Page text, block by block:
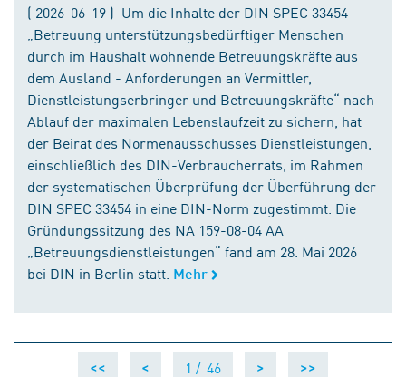
( 2026-06-19 ) Um die Inhalte der DIN SPEC 33454
„Betreuung unterstützungsbedürftiger Menschen
durch im Haushalt wohnende Betreuungskräfte aus
dem Ausland - Anforderungen an Vermittler,
Dienstleistungserbringer und Betreuungskräfte“ nach
Ablauf der maximalen Lebenslaufzeit zu sichern, hat
der Beirat des Normenausschusses Dienstleistungen,
einschließlich des DIN-Verbraucherrats, im Rahmen
der systematischen Überprüfung der Überführung der
DIN SPEC 33454 in eine DIN-Norm zugestimmt. Die
Gründungssitzung des NA 159-08-04 AA
„Betreuungsdienstleistungen“ fand am 28. Mai 2026
bei DIN in Berlin statt. Mehr
<< < 1 / 46 > >>